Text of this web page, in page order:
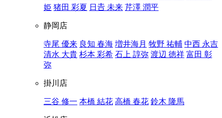
姫 猪田 彩夏 日𠮷 未来 芹澤 潤平
静岡店
寺尾 優来 良知 春海 増井海月 牧野 祐輔 中西 永吉
清水 大貴 杉本 彩希 石上 諄弥 渡辺 徳祥 富田 彰
弥
掛川店
三谷 修一 本橋 結花 高橋 春花 鈴木 隆馬